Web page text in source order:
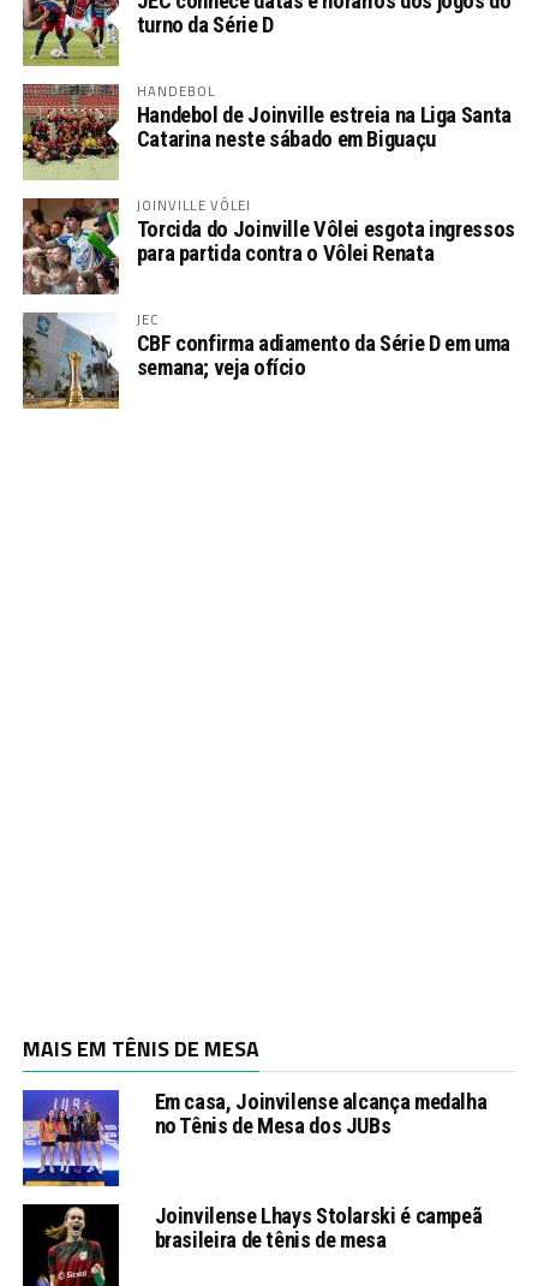
turno da Série D
HANDEBOL
Handebol de Joinville estreia na Liga Santa
Catarina neste sábado em Biguaçu
JOINVILLE VÔLEI
Torcida do Joinville Vôlei esgota ingressos
para partida contra o Vôlei Renata
JEC
CBF confirma adiamento da Série D em uma
semana; veja ofício
MAIS EM TÊNIS DE MESA
Em casa, Joinvilense alcança medalha
no Tênis de Mesa dos JUBs
Joinvilense Lhays Stolarski é campeã
brasileira de tênis de mesa